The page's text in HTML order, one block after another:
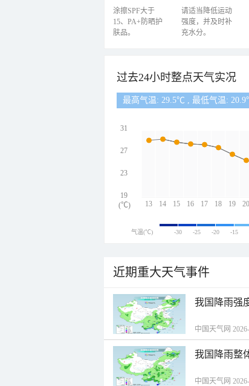
涂擦SPF大于
15、PA+防晒护
肤品。
请适当降低运动
强度，并及时补
充水分。
过去24小时整点天气实况
最高气温: 29.5℃ , 最低气温:
13 14 15 16 17 18 19 20
31
27
23
19
(℃)
气温(℃) -30 -25 -20 -15
近期重大天气事件
我国降雨强
中国天气网
我国降雨整
中国天气网